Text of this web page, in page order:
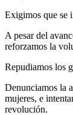
Exigimos que se
A pesar del
reforzamos la
Repudiamos los
Denunciamos la
mujeres, e
revolución.